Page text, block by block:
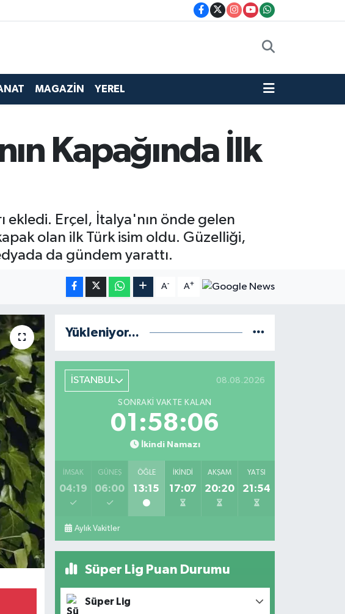
MAGAZİN YEREL
Kapağında İlk
ekledi. Erçel, İtalya'nın önde gelen
olan ilk Türk isim oldu. Güzelliği,
da gündem yarattı.
A- A+
Yükleniyor...
İSTANBUL 08.08.2026
SONRAKI VAKTE KALAN
01:58:05
İkindi Namazı
İMSAK
04:19
GÜNEŞ
06:00
ÖĞLE
13:15
İKINDI
17:07
AKŞAM
20:20
YATSI
21:54
Aylık Vakitler
Süper Lig Puan Durumu
Süper Lig